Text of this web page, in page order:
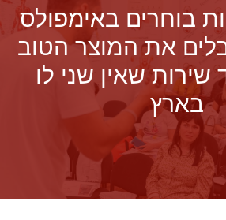
בוחרים באימפולס
את המוצר הטוב
שירות שאין שני לו
בארץ